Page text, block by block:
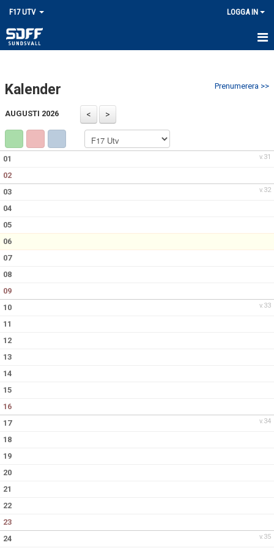
F17 UTV LOGGA IN
Prenumerera >>
Kalender
AUGUSTI 2026
v.31
01
02
v.32
03
04
05
06
07
08
09
v.33
10
11
12
13
14
15
16
v.34
17
18
19
20
21
22
23
v.35
24